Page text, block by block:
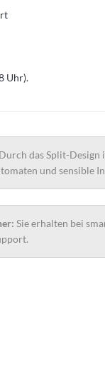
Uhr).
Durch das Split-
und sensible
Sie erhalten bei